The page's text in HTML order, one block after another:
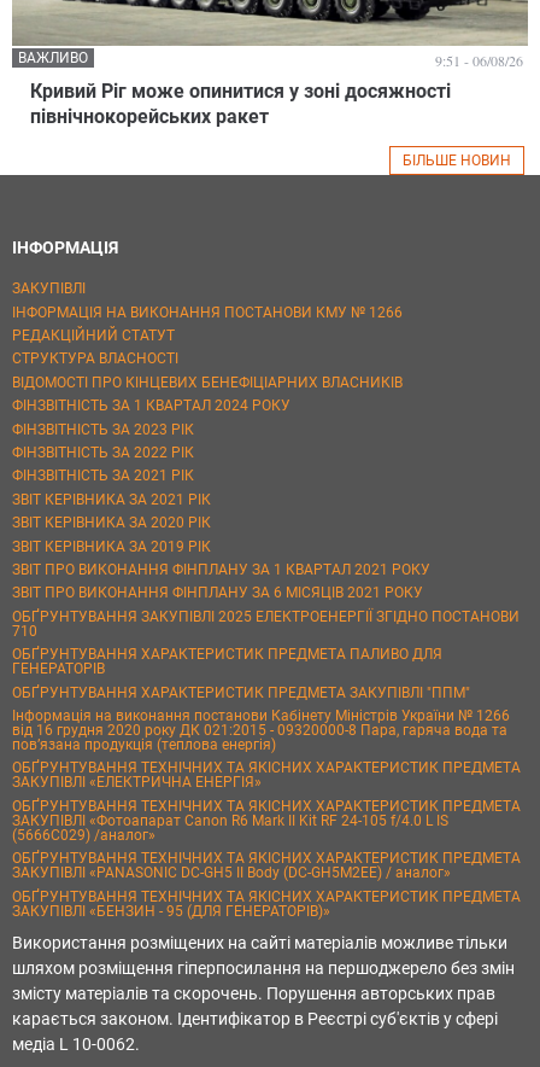
Кривий Ріг може опинитися у зоні досяжності
північнокорейських ракет
ВАЖЛИВО 9:51 - 06/08/26
БІЛЬШЕ НОВИН
ІНФОРМАЦІЯ
ЗАКУПІВЛІ
ІНФОРМАЦІЯ НА ВИКОНАННЯ ПОСТАНОВИ КМУ № 1266
РЕДАКЦІЙНИЙ СТАТУТ
СТРУКТУРА ВЛАСНОСТІ
ВІДОМОСТІ ПРО КІНЦЕВИХ БЕНЕФІЦІАРНИХ ВЛАСНИКІВ
ФІНЗВІТНІСТЬ ЗА 1 КВАРТАЛ 2024 РОКУ
ФІНЗВІТНІСТЬ ЗА 2023 РІК
ФІНЗВІТНІСТЬ ЗА 2022 РІК
ФІНЗВІТНІСТЬ ЗА 2021 РІК
ЗВІТ КЕРІВНИКА ЗА 2021 РІК
ЗВІТ КЕРІВНИКА ЗА 2020 РІК
ЗВІТ КЕРІВНИКА ЗА 2019 РІК
ЗВІТ ПРО ВИКОНАННЯ ФІНПЛАНУ ЗА 1 КВАРТАЛ 2021 РОКУ
ЗВІТ ПРО ВИКОНАННЯ ФІНПЛАНУ ЗА 6 МІСЯЦІВ 2021 РОКУ
ОБҐРУНТУВАННЯ ЗАКУПІВЛІ 2025 ЕЛЕКТРОЕНЕРГІЇ ЗГІДНО ПОСТАНОВИ
710
ОБҐРУНТУВАННЯ ХАРАКТЕРИСТИК ПРЕДМЕТА ПАЛИВО ДЛЯ
ГЕНЕРАТОРІВ
ОБҐРУНТУВАННЯ ХАРАКТЕРИСТИК ПРЕДМЕТА ЗАКУПІВЛІ "ППМ"
Інформація на виконання постанови Кабінету Міністрів України № 1266
від 16 грудня 2020 року ДК 021:2015 - 09320000-8 Пара, гаряча вода та
пов’язана продукція (теплова енергія)
ОБҐРУНТУВАННЯ ТЕХНІЧНИХ ТА ЯКІСНИХ ХАРАКТЕРИСТИК ПРЕДМЕТА
ЗАКУПІВЛІ «ЕЛЕКТРИЧНА ЕНЕРГІЯ»
ОБҐРУНТУВАННЯ ТЕХНІЧНИХ ТА ЯКІСНИХ ХАРАКТЕРИСТИК ПРЕДМЕТА
ЗАКУПІВЛІ «Фотоапарат Canon R6 Mark II Kit RF 24-105 f/4.0 L IS
(5666C029) /аналог»
ОБҐРУНТУВАННЯ ТЕХНІЧНИХ ТА ЯКІСНИХ ХАРАКТЕРИСТИК ПРЕДМЕТА
ЗАКУПІВЛІ «PANASONIC DC-GH5 II Body (DC-GH5M2EE) / аналог»
ОБҐРУНТУВАННЯ ТЕХНІЧНИХ ТА ЯКІСНИХ ХАРАКТЕРИСТИК ПРЕДМЕТА
ЗАКУПІВЛІ «БЕНЗИН - 95 (ДЛЯ ГЕНЕРАТОРІВ)»
Використання розміщених на сайті матеріалів можливе тільки
шляхом розміщення гіперпосилання на першоджерело без змін
змісту матеріалів та скорочень. Порушення авторських прав
карається законом. Ідентифікатор в Реєстрі суб'єктів у сфері
медіа L 10-0062.